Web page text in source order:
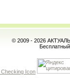
© 2009 - 2026